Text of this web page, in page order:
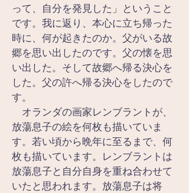
って、自分を発見した」ということ
です。我に返り、本心に立ち帰った
時に、何が起きたのか。父がいる故
郷を思い出したのです。父の懐を思
い出した。そして故郷へ帰る決心を
した。父の許へ帰る決心をしたので
す。
オランダの画家レンブラントが、
放蕩息子の絵を何枚も描いていま
す。若い頃から晩年に至るまで、何
枚も描いています。レンブラントは
放蕩息子と自分自身を重ね合わせて
いたと思われます。放蕩息子は将